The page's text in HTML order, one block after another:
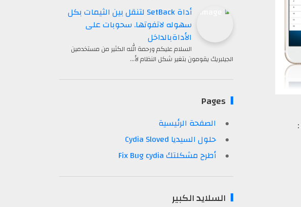
:
أداة SetBack لتنقل بين الثيمات بكل
سهوله لاتفوتها. سحوبات على
الأداةبالداخل
السلام عليكم ورحمة الله الكثير من مستخدمين
الجيلبريك يقومون بتغير شكل النظام لأ…
Pages
الصفحة الرئيسية
حلول السيديا Cydia Sloved
أطرح مشكلتك Fix Bug cydia
السلايد الكبير